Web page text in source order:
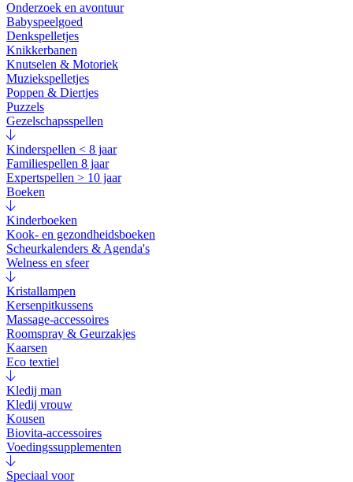
Onderzoek en avontuur
Babyspeelgoed
Denkspelletjes
Knikkerbanen
Knutselen & Motoriek
Muziekspelletjes
Poppen & Diertjes
Puzzels
Gezelschapsspellen
Kinderspellen < 8 jaar
Familiespellen 8 jaar
Expertspellen > 10 jaar
Boeken
Kinderboeken
Kook- en gezondheidsboeken
Scheurkalenders & Agenda's
Welness en sfeer
Kristallampen
Kersenpitkussens
Massage-accessoires
Roomspray & Geurzakjes
Kaarsen
Eco textiel
Kledij man
Kledij vrouw
Kousen
Biovita-accessoires
Voedingssupplementen
Speciaal voor